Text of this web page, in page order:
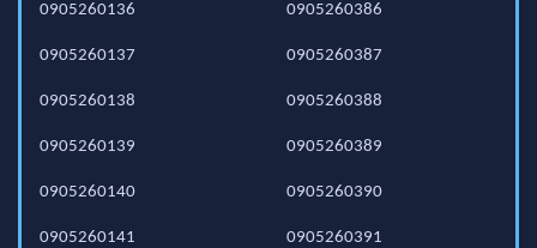
0905260136
0905260137
0905260138
0905260139
0905260140
0905260141
0905260386
0905260387
0905260388
0905260389
0905260390
0905260391